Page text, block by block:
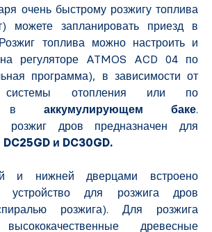
очень быстрому розжигу топлива
можете запланировать приезд в
топлива можно настроить и
на регуляторе ATMOS ACD 04 по
программа), в зависимости от
системы отопления или по
ваккумулирующем баке.
розжиг дров предназначен для
DC25GD и DC30GD.
и нижней дверцами встроено
устройство для розжига дров
розжига). Для розжига
древесные